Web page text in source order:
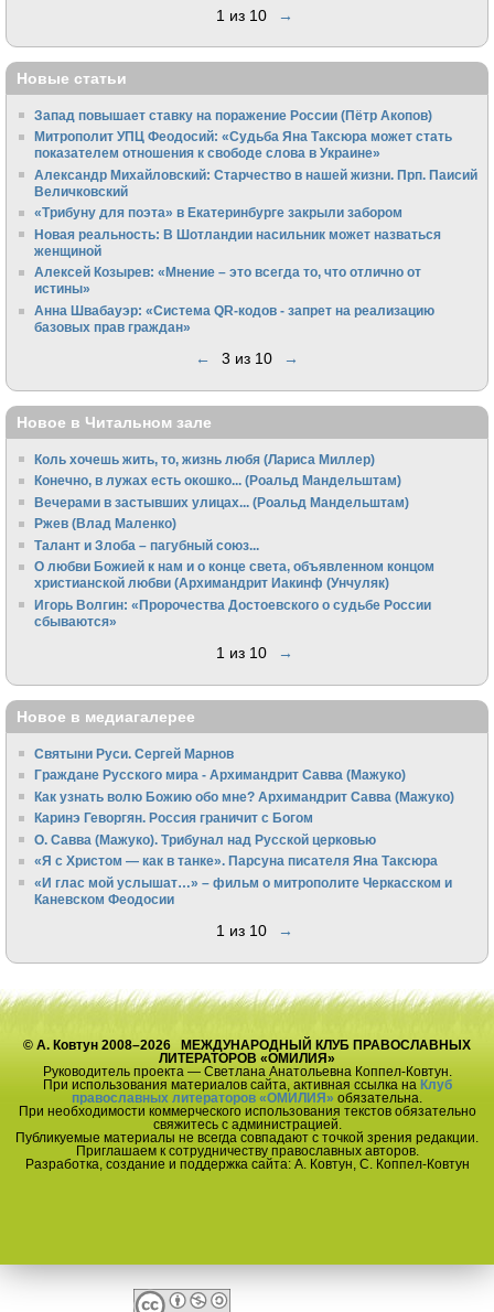
1 из 10 →
Новые статьи
Запад повышает ставку на поражение России (Пётр Акопов)
Митрополит УПЦ Феодосий: «Судьба Яна Таксюра может стать
показателем отношения к свободе слова в Украине»
Алек­сандр Михайловский: Старчество в нашей жизни. Прп. Паисий
Величковский
«Трибуну для поэта» в Екатеринбурге закрыли забором
Новая реальность: В Шотландии насильник может назваться
женщиной
Алексей Козырев: «Мнение – это всегда то, что отлично от
истины»
Анна Швабауэр: «Система QR-кодов - запрет на реализацию
базовых прав граждан»
← 3 из 10 →
Новое в Читальном зале
Коль хочешь жить, то, жизнь любя (Лариса Миллер)
Конечно, в лужах есть окошко... (Роальд Мандельштам)
Вечерами в застывших улицах... (Роальд Мандельштам)
Ржев (Влад Маленко)
Талант и Злоба – пагубный союз...
О любви Божией к нам и о конце света, объявленном концом
христианской любви (Архимандрит Иакинф (Унчуляк)
Игорь Волгин: «Пророчества Достоевского о судьбе России
сбываются»
1 из 10 →
Новое в медиагалерее
Святыни Руси. Сергей Марнов
Граждане Русского мира - Архимандрит Савва (Мажуко)
Как узнать волю Божию обо мне? Архимандрит Савва (Мажуко)
Каринэ Геворгян. Россия граничит с Богом
О. Савва (Мажуко). Трибунал над Русской церковью
«Я с Христом — как в танке». Парсуна писателя Яна Таксюра
«И глас мой услышат…» – фильм о митрополите Черкасском и
Каневском Феодосии
1 из 10 →
© А. Ковтун 2008–2026 МЕЖДУНАРОДНЫЙ КЛУБ ПРАВОСЛАВНЫХ
ЛИТЕРАТОРОВ «ОМИЛИЯ»
Руководитель проекта — Светлана Анатольевна Коппел-Ковтун.
При использования материалов сайта, активная ссылка на Клуб
православных литераторов «ОМИЛИЯ» обязательна.
При необходимости коммерческого использования текстов обязательно
свяжитесь с администрацией.
Публикуемые материалы не всегда совпадают с точкой зрения редакции.
Приглашаем к сотрудничеству православных авторов.
Разработка, создание и поддержка сайта: А. Ковтун, С. Коппел-Ковтун